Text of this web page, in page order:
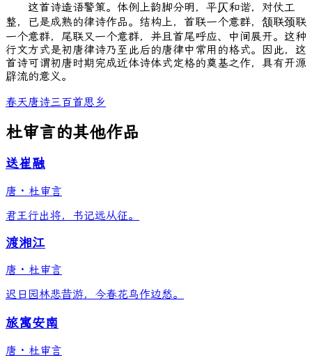
这首诗造语警策。体例上韵脚分明，平仄和谐，对仗工
整，已是成熟的律诗作品。结构上，首联一个意群，颔联颈联
一个意群，尾联又一个意群，并且首尾呼应、中间展开。这种
行文方式是初唐律诗乃至此后的唐律中常用的格式。因此，这
首诗可谓初唐时期完成近体诗体式定格的奠基之作，具有开源
辟流的意义。
春天唐诗三百首思乡
杜审言的其他作品
送崔融
唐 · 杜审言
君王行出将，书记远从征。
渡湘江
唐 · 杜审言
迟日园林悲昔游，今春花鸟作边愁。
旅寓安南
唐 · 杜审言